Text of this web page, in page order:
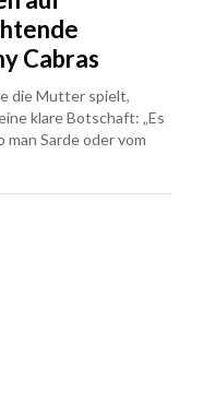
Cabras
die Mutter spielt,
klare Botschaft: „Es
Sarde oder vom